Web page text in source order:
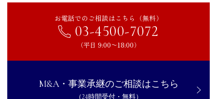
お電話でのご相談はこちら（無料）
03-4500-7072
（平日 9:00〜18:00）
M&A・事業承継のご相談はこちら
（24時間受付・無料）